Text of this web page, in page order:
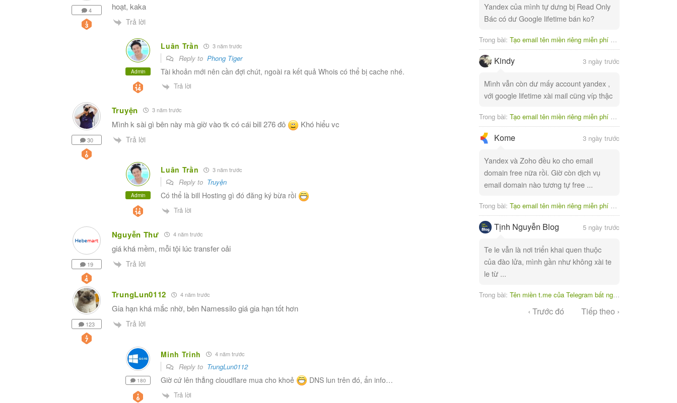
4
hoạt, kaka
Trả lời
Admin
Luân Trần 3 năm trước
Reply toPhong Tiger
Tài khoản mới nên cần đợi chút, ngoài ra kết quả Whois có thể bị cache nhé.
Trả lời
30
Truyện 3 năm trước
Mình k sài gì bên này mà giờ vào tk có cái bill 276 đô Khó hiểu vc
Trả lời
Admin
Luân Trần 3 năm trước
Reply to Truyện
Có thể là bill Hosting gì đó đăng ký bừa rồi
Trả lời
19
Nguyễn Thư 4 năm trước
giá khá mềm, mỗi tội lúc transfer oải
Trả lời
123
TrungLun0112 4 năm trước
Gia hạn khá mắc nhờ, bên Namessilo giá gia hạn tốt hơn
Trả lời
180
Minh Trinh 4 năm trước
Reply to TrungLun0112
Giờ cứ lên thẳng cloudflare mua cho khoẻ DNS lun trên đó, ẩn info…
Trả lời
Yandex của mình tự dưng bị Read Only
Bác có dư Google lifetime bán ko?
Trong bài: Tạo email tên miền riêng miễn phí với Yandex
Kindy 3 ngày trước
Mình vẫn còn dư mấy account yandex ,
với google lifetime xài mail cũng víp thậc
Trong bài: Tạo email tên miền riêng miễn phí với Yandex
Kome 3 ngày trước
Yandex và Zoho đều ko cho email
domain free nữa rồi. Giờ còn dịch vụ
email domain nào tương tự free ...
Trong bài: Tạo email tên miền riêng miễn phí với Yandex
Tịnh Nguyễn Blog 5 ngày trước
Te le vẫn là nơi triển khai quen thuộc
của đào lửa, mình gần như không xài te
le từ ...
Trong bài: Tên miền t.me của Telegram bất ngờ bị tạm ngưng
‹ Trước đó Tiếp theo ›